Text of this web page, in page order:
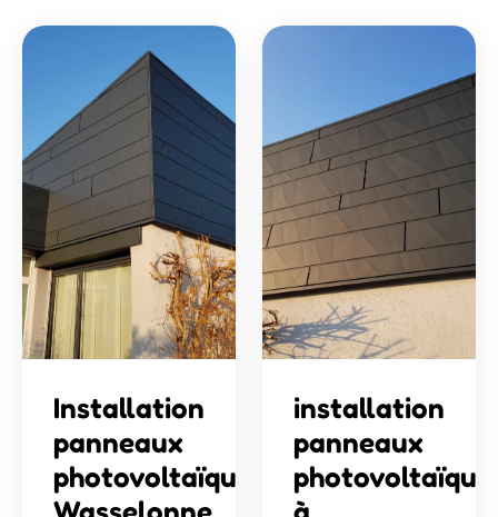
Installation
panneaux
photovoltaïques
installation
panneaux